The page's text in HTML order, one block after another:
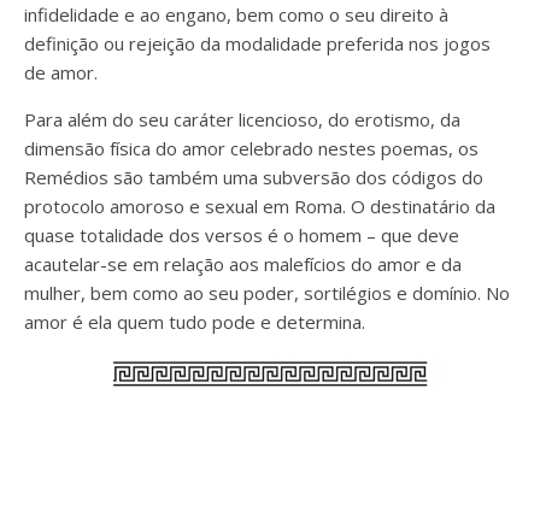
infidelidade e ao engano, bem como o seu direito à
definição ou rejeição da modalidade preferida nos jogos
de amor.
Para além do seu caráter licencioso, do erotismo, da
dimensão física do amor celebrado nestes poemas, os
Remédios são também uma subversão dos códigos do
protocolo amoroso e sexual em Roma. O destinatário da
quase totalidade dos versos é o homem – que deve
acautelar-se em relação aos malefícios do amor e da
mulher, bem como ao seu poder, sortilégios e domínio. No
amor é ela quem tudo pode e determina.